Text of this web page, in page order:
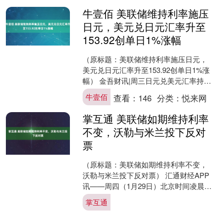
牛壹佰 美联储维持利率施压
日元，美元兑日元汇率升至
153.92创单日1%涨幅
（原标题：美联储维持利率施压日元，
美元兑日元汇率升至153.92创单日1%涨
幅） 金吾财讯|周三日元兑美元汇率持续
承压，在美联储货币政策决议公布后，
美元/日元汇....
牛壹佰 查看： 146 分类：悦来网
掌互通 美联储如期维持利率
不变，沃勒与米兰投下反对
票
（原标题：美联储如期维持利率不变，
沃勒与米兰投下反对票） 汇通财经APP
讯——周四（1月29日）北京时间凌晨，
美联储联邦公开市场委员会（FOMC）
公布1月货币政....
掌互通